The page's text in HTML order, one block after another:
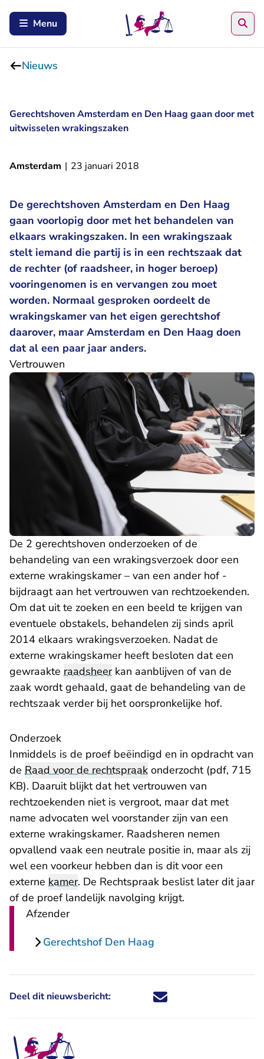
Menu
Nieuws
Gerechtshoven Amsterdam en Den Haag gaan door met
uitwisselen wrakingszaken
Amsterdam | 23 januari 2018
De gerechtshoven Amsterdam en Den Haag
gaan voorlopig door met het behandelen van
elkaars wrakingszaken. In een wrakingszaak
stelt iemand die partij is in een rechtszaak dat
de rechter (of raadsheer, in hoger beroep)
vooringenomen is en vervangen zou moet
worden. Normaal gesproken oordeelt de
wrakingskamer van het eigen gerechtshof
daarover, maar Amsterdam en Den Haag doen
dat al een paar jaar anders.
Vertrouwen
De 2 gerechtshoven onderzoeken of de
behandeling van een wrakingsverzoek door een
externe wrakingskamer – van een ander hof -
bijdraagt aan het vertrouwen van rechtzoekenden.
Om dat uit te zoeken en een beeld te krijgen van
eventuele obstakels, behandelen zij sinds april
2014 elkaars wrakingsverzoeken. Nadat de
externe wrakingskamer heeft besloten dat een
gewraakte raadsheerkan aanblijven of van de
zaak wordt gehaald, gaat de behandeling van de
rechtszaak verder bij het oorspronkelijke hof.
Onderzoek
Inmiddels is de proef beëindigd en in opdracht van
de Raad voor de rechtspraak onderzocht (pdf, 715
KB). Daaruit blijkt dat het vertrouwen van
rechtzoekenden niet is vergroot, maar dat met
name advocaten wel voorstander zijn van een
externe wrakingskamer. Raadsheren nemen
opvallend vaak een neutrale positie in, maar als zij
wel een voorkeur hebben dan is dit voor een
externe kamer. De Rechtspraak beslist later dit jaar
of de proef landelijk navolging krijgt.
Afzender
Gerechtshof Den Haag
Deel dit nieuwsbericht: Deel dit nieuwsbericht via X -
Deel dit nieuwsbericht via
Deel dit nieuwsbericht
Deel dit